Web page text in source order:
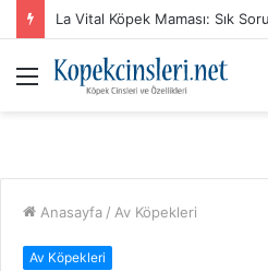
La Vital Köpek Maması: Sık
Menü
Anasayfa / Av Köpekleri
Av Köpekleri